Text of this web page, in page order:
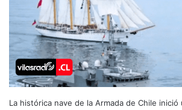
La histórica nave de la Armada de Chile